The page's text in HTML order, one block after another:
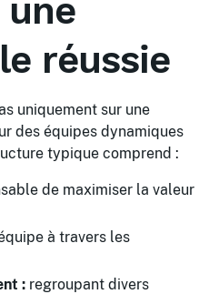
une
réussie
uniquement sur une
des équipes dynamiques
typique comprend :
de maximiser la valeur
à travers les
: regroupant divers